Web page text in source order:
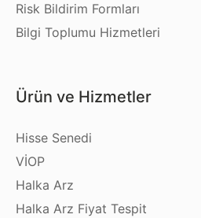
Risk Bildirim Formları
Bilgi Toplumu Hizmetleri
Ürün ve Hizmetler
Hisse Senedi
VİOP
Halka Arz
Halka Arz Fiyat Tespit